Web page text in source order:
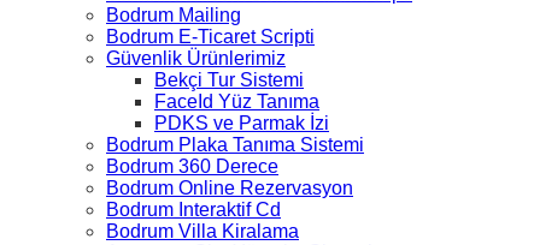
Bodrum Mailing
Bodrum E-Ticaret Scripti
Güvenlik Ürünlerimiz
Bekçi Tur Sistemi
FaceId Yüz Tanıma
PDKS ve Parmak İzi
Bodrum Plaka Tanıma Sistemi
Bodrum 360 Derece
Bodrum Online Rezervasyon
Bodrum Interaktif Cd
Bodrum Villa Kiralama